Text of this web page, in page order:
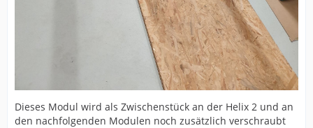
Dieses Modul wird als Zwischenstück an der Helix 2 und an
den nachfolgenden Modulen noch zusätzlich verschraubt